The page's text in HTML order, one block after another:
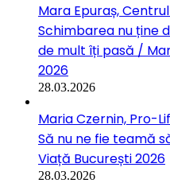
Mara Epuraș,
Schimbarea nu ține
de mult îți pasă /
2026
28.03.2026
Maria Czernin, Pro-
Să nu ne fie teamă
Viață București 2026
28.03.2026